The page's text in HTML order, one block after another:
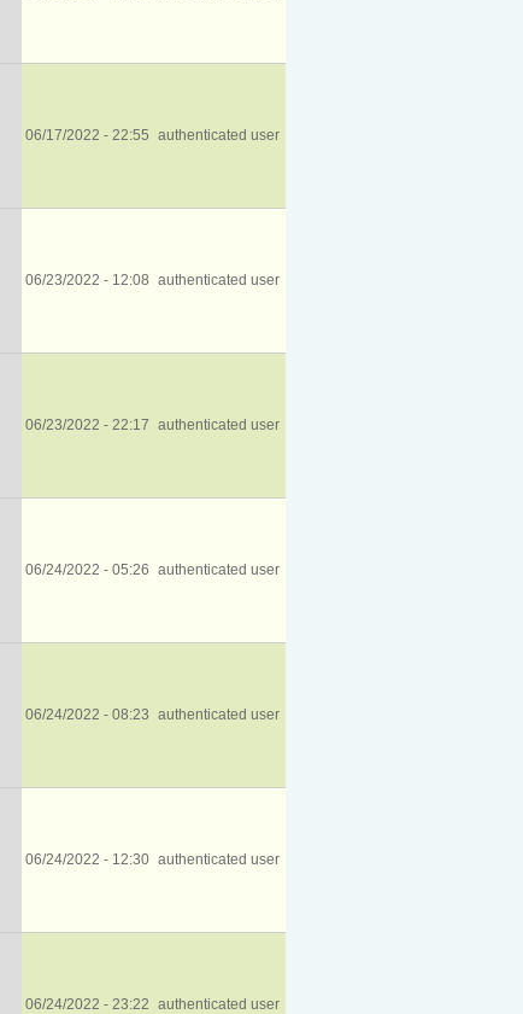
06/17/2022 - 22:55 authenticated user
06/23/2022 - 12:08 authenticated user
06/23/2022 - 22:17 authenticated user
06/24/2022 - 05:26 authenticated user
06/24/2022 - 08:23 authenticated user
06/24/2022 - 12:30 authenticated user
06/24/2022 - 23:22 authenticated user